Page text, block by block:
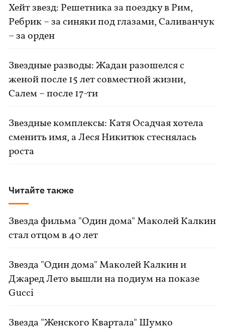
Хейт звезд: Решетника за поездку в Рим,
Ребрик – за синяки под глазами, Саливанчук
– за орден
Звездные разводы: Жадан разошелся с
женой после 15 лет совместной жизни,
Салем – после 17-ти
Звездные комплексы: Катя Осадчая хотела
сменить имя, а Леся Никитюк стеснялась
роста
Читайте также
Звезда фильма "Один дома" Маколей Калкин
стал отцом в 40 лет
Звезда "Один дома" Маколей Калкин и
Джаред Лето вышли на подиум на показе
Gucci
Звезда "Женского Квартала" Шумко